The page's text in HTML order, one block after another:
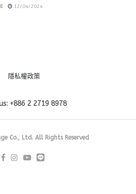
12/04/2024
隱私權政策
+886 2 2719 8978
Co., Ltd. All Rights Reserved